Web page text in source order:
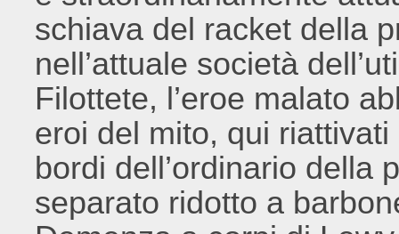
schiava del racket della
nell’attuale società
Filottete, l’eroe malato
eroi del mito, qui
bordi dell’ordinario della
separato ridotto a